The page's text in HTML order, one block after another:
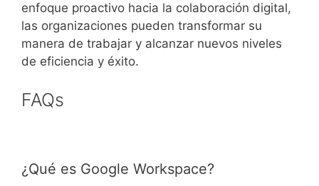
enfoque proactivo hacia la colaboración digital,
las organizaciones pueden transformar su
manera de trabajar y alcanzar nuevos niveles
de eficiencia y éxito.
FAQs
¿Qué es Google Workspace?